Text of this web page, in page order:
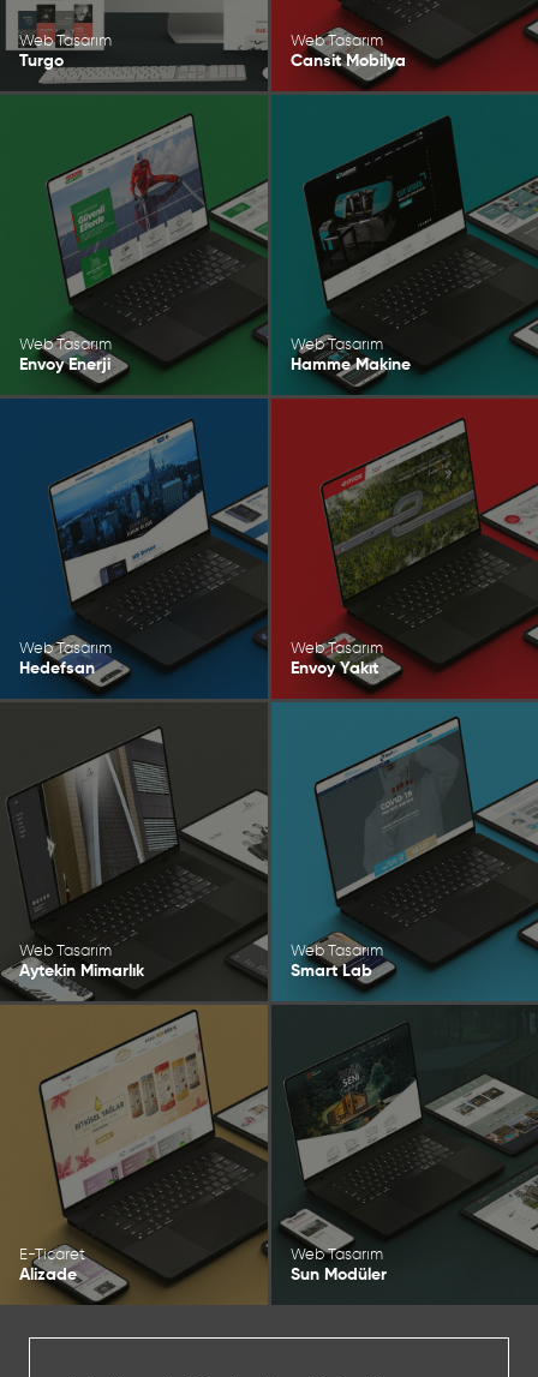
Web Tasarım
Turgo
Web Tasarım
Cansit Mobilya
Web Tasarım
Envoy Enerji
Web Tasarım
Hamme Makine
Web Tasarım
Hedefsan
Web Tasarım
Envoy Yakıt
Web Tasarım
Aytekin Mimarlık
Web Tasarım
Smart Lab
E-Ticaret
Alizade
Web Tasarım
Sun Modüler